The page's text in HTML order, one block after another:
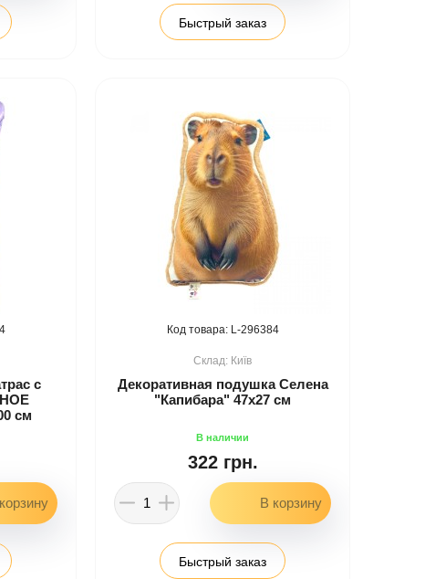
Быстрый заказ
с
см
296384
Київ
Декоративная подушка Селена
"Капибара" 47x27 см
322 грн.
Быстрый заказ